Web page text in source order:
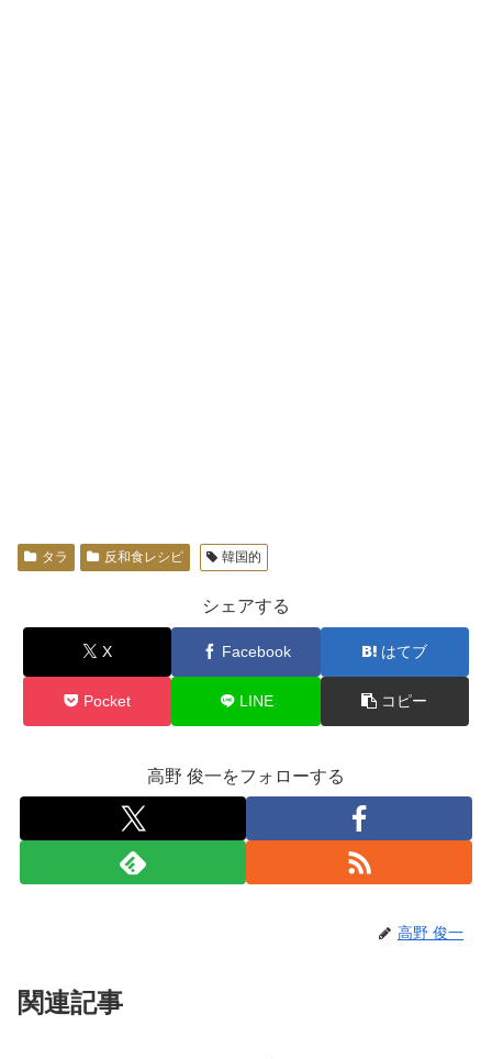
タラ 反和食レシピ 韓国的
シェアする
X Facebook はてブ
Pocket LINE コピー
高野 俊一をフォローする
高野 俊一
関連記事